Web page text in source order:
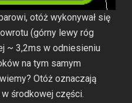
otóż wykonywał się
(górny lewy róg
~ 3,2ms w odniesieniu
na tym samym
Otóż oznaczają
środkowej części.